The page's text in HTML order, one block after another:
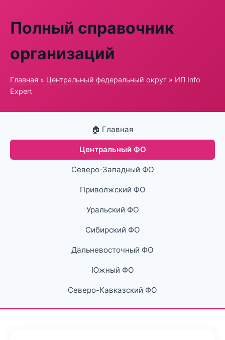
Полный справочник
организаций
Главная » Центральный федеральный округ » ИП Info
Expert
🏠 Главная
Центральный ФО
Северо-Западный ФО
Приволжский ФО
Уральский ФО
Сибирский ФО
Дальневосточный ФО
Южный ФО
Северо-Кавказский ФО